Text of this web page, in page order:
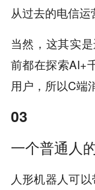
从过去的电信运
当然，这其实
前都在探索AI+
用户，所以C端
03
一个普通人
人形机器人可